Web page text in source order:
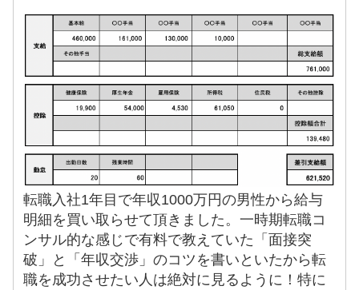
転職入社1年目で年収1000万円の男性から給与
明細を買い取らせて頂きました。一時期転職コ
ンサル的な感じで有料で教えていた「面接突
破」と「年収交渉」のコツを書いといたから転
職を成功させたい人は絶対に見るように！特に